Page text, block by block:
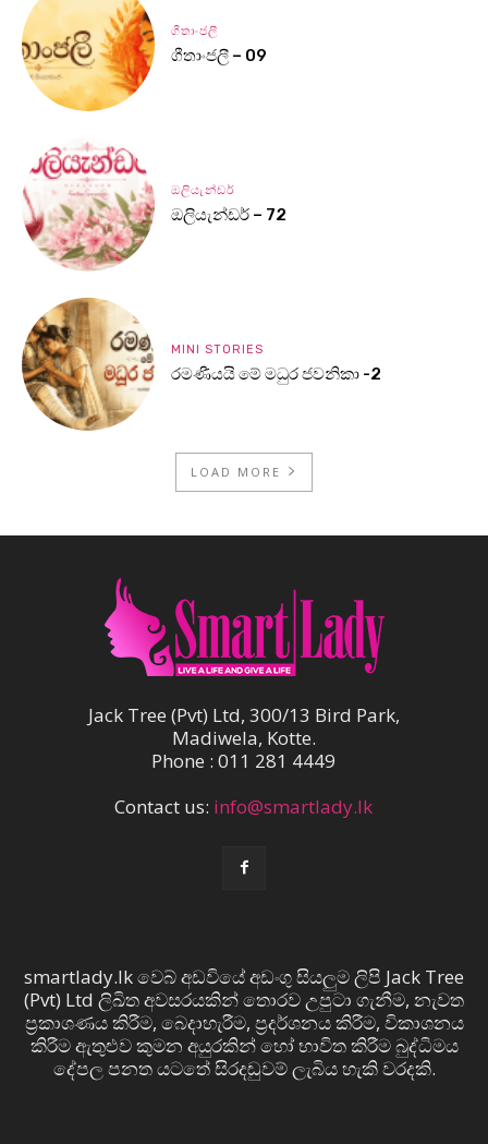
ගීතාංජලී
ගීතාංජලී – 09
ඔලියැන්ඩර්
ඔලියැන්ඩර් – 72
MINI STORIES
රමණීයයි මේ මධුර ජවනිකා -2
LOAD MORE
Jack Tree (Pvt) Ltd, 300/13 Bird Park,
Madiwela, Kotte.
Phone : 011 281 4449
Contact us: info@smartlady.lk
smartlady.lk වෙබ් අඩවියේ අඩංගු සියලුම ලිපි Jack Tree
(Pvt) Ltd ලිඛිත අවසරයකින් තොරව උපුටා ගැනීම, නැවත
ප්‍රකාශණය කිරීම, බෙදාහැරීම, ප්‍රදර්ශනය කිරීම, විකාශනය
කිරීම ඇතුළුව කුමන අයුරකින් හෝ භාවිත කිරීම බුද්ධිමය
දේපල පනත යටතේ සිරදඬුවම් ලැබිය හැකි වරදකි.